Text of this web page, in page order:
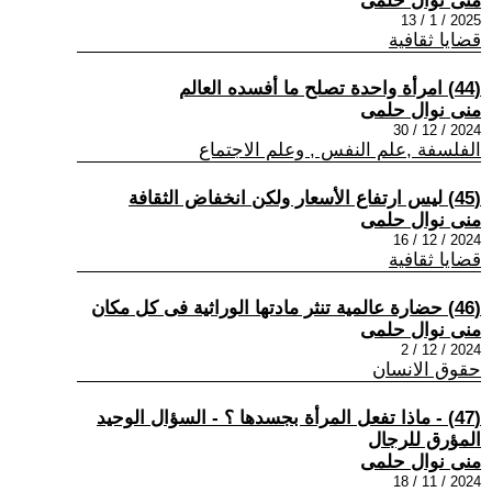
2025 / 1 / 13
قضايا ثقافية
(44) امرأة واحدة تصلح ما أفسده العالم
منى نوال حلمى
2024 / 12 / 30
الفلسفة ,علم النفس , وعلم الاجتماع
(45) ليس ارتفاع الأسعار ولكن انخفاض الثقافة
منى نوال حلمى
2024 / 12 / 16
قضايا ثقافية
(46) حضارة عالمية تنثر مادتها الوراثية فى كل مكان
منى نوال حلمى
2024 / 12 / 2
حقوق الانسان
(47) - ماذا تفعل المرأة بجسدها ؟ - السؤال الوحيد
المؤرق للرجال
منى نوال حلمى
2024 / 11 / 18